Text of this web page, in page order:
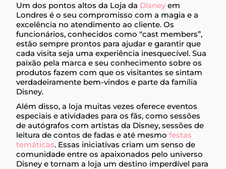
Um dos pontos altos da Loja da Disney em
Londres é o seu compromisso com a magia e a
excelência no atendimento ao cliente. Os
funcionários, conhecidos como “cast members”,
estão sempre prontos para ajudar e garantir que
cada visita seja uma experiência inesquecível. Sua
paixão pela marca e seu conhecimento sobre os
produtos fazem com que os visitantes se sintam
verdadeiramente bem-vindos e parte da família
Disney.
Além disso, a loja muitas vezes oferece eventos
especiais e atividades para os fãs, como sessões
de autógrafos com artistas da Disney, sessões de
leitura de contos de fadas e até mesmofestas
temáticas. Essas iniciativas criam um senso de
comunidade entre os apaixonados pelo universo
Disney e tornam a loja um destino imperdível para